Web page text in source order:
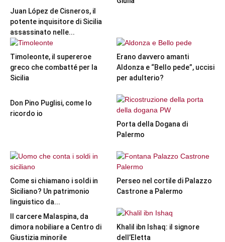
Juan López de Cisneros, il
potente inquisitore di Sicilia
assassinato nelle...
Timoleonte, il supereroe
greco che combatté per la
Sicilia
Erano davvero amanti
Aldonza e “Bello pede”, uccisi
per adulterio?
Don Pino Puglisi, come lo
ricordo io
Porta della Dogana di
Palermo
Come si chiamano i soldi in
Siciliano? Un patrimonio
linguistico da...
Perseo nel cortile di Palazzo
Castrone a Palermo
Il carcere Malaspina, da
dimora nobiliare a Centro di
Giustizia minorile
Khalil ibn Ishaq: il signore
dell’Eletta